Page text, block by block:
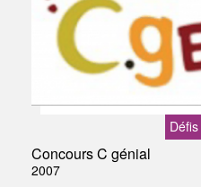
Défis
Concours C génial
2007